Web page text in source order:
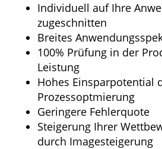
Individuell auf Ihre
zugeschnitten
Breites
100% Prüfung in der
Leistung
Hohes Einsparpotential
Prozessoptmierung
Geringere Fehlerquote
Steigerung Ihrer
durch Imagesteigerung